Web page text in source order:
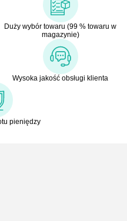
Duży wybór towaru (99 % towaru w
magazynie)
Wysoka jakość obsługi klienta
pieniędzy